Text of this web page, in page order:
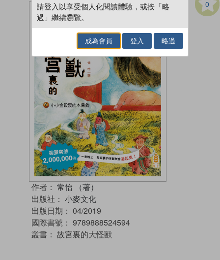
0
作者： 常怡 （著）
出版社： 小麥文化
出版日期： 04/2019
國際書號： 9789888524594
叢書： 故宮裏的大怪獸
請登入以享受個人化閱讀體驗，或按「略
過」繼續瀏覽。
成為會員 登入 略過